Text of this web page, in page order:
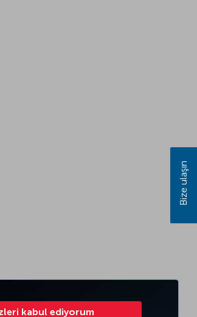
kabul ediyorum
Bize ulaşın